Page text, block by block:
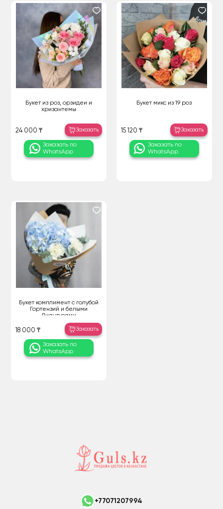
Букет из роз, орзидеи и
хризантемы
24 000 ₸ Заказать
Заказать по
WhatsApp
Букет микс из 19 роз
15 120 ₸ Заказать
Заказать по
WhatsApp
Букет комплимент с голубой
Гортензий и белыми
Диантусами
18 000 ₸ Заказать
Заказать по
WhatsApp
+77071207994